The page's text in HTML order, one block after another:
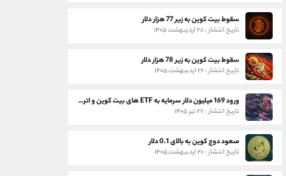
سقوط بیت کوین به زیر 77 هزار دلار
تاریخ انتشار : ۲۸ اردیبهشت ۱۴۰۵
سقوط بیت کوین به زیر 78 هزار دلار
تاریخ انتشار : ۲۶ اردیبهشت ۱۴۰۵
ورود 169 میلیون دلار سرمایه به ETF های بیت کوین و اتریوم
تاریخ انتشار : ۲۷ تیر ۱۴۰۵
صعود دوج کوین به بالای 0.1 دلار
تاریخ انتشار : ۲۰ اردیبهشت ۱۴۰۵